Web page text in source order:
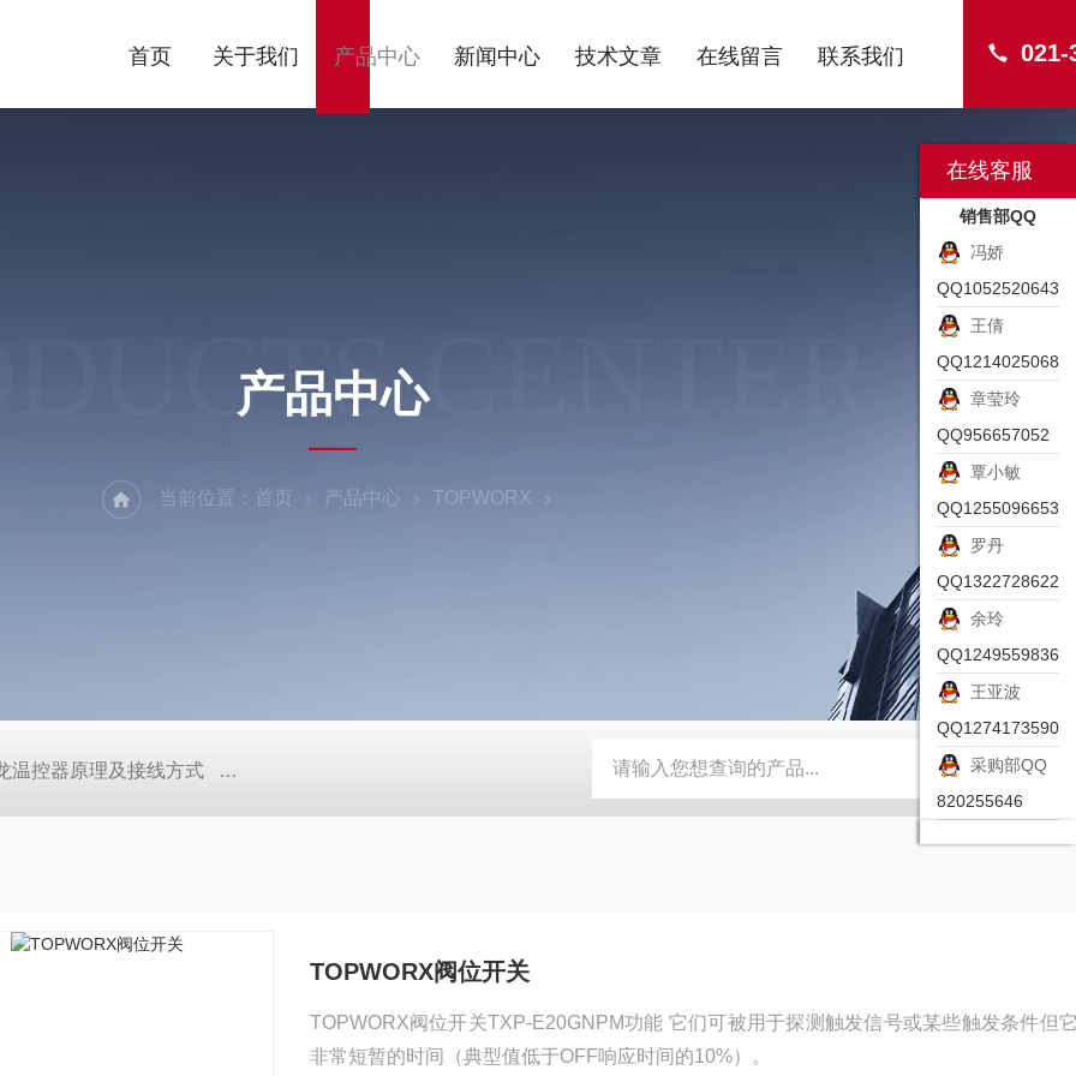
021-
首页 关于我们 产品中心 新闻中心 技术文章 在线留言 联系我们
CENTER
产品中心
当前位置： 首页 产品中心 TOPWORX
温控器原理及接线方式 日本SMC真空压力开关的中文资料ZK2-ZSEA-A *皮尔兹PILZ安全激光扫描仪 RZMO-TER-
TOPWORX阀位开关
TOPWORX阀位开关TXP-E20GNPM功能 它们可被用于探测触发信号或某些触发条件但
非常短暂的时间（典型值低于OFF响应时间的10%）。
在线客服
销售部QQ
冯娇
QQ1052520643
王倩
QQ1214025068
章莹玲
QQ956657052
覃小敏
QQ1255096653
罗丹
QQ1322728622
余玲
QQ1249559836
王亚波
QQ1274173590
采购部QQ
820255646